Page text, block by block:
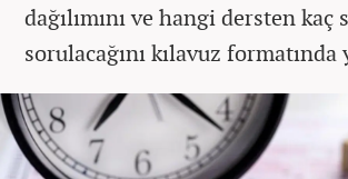
dağılımını ve hangi dersten kaç
sorulacağını kılavuz formatında